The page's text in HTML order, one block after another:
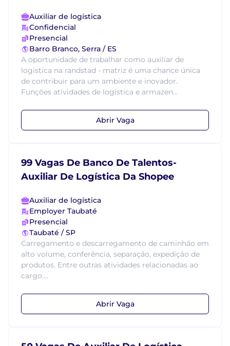
Auxiliar de logística
Confidencial
Presencial
Barro Branco, Serra / ES
A oportunidade de trabalhar como auxiliar de
logística na randstad - matriz é uma chance única
de contribuir para um ambiente e inovador.
Funções atividades de logística e armazen...
Abrir Vaga
99 Vagas De Banco De Talentos-
Auxiliar De Logística Da Shopee
Auxiliar de logística
Employer Taubaté
Presencial
Taubaté / SP
Carregamento e descarregamento de caminhão em
alto volume, conferência, separação, expedição de
produtos. Entre outras atividades relacionadas ao
cargo....
Abrir Vaga